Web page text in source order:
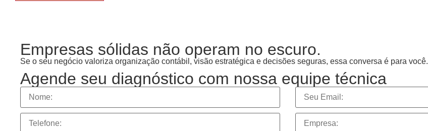
Empresas sólidas não operam no escuro.
Se o seu negócio valoriza organização contábil, visão estratégica e decisões seguras, essa conversa é para você.
Agende seu diagnóstico com nossa equipe técnica